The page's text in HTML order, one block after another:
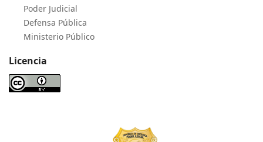
Poder Judicial
Defensa Pública
Ministerio Público
Licencia